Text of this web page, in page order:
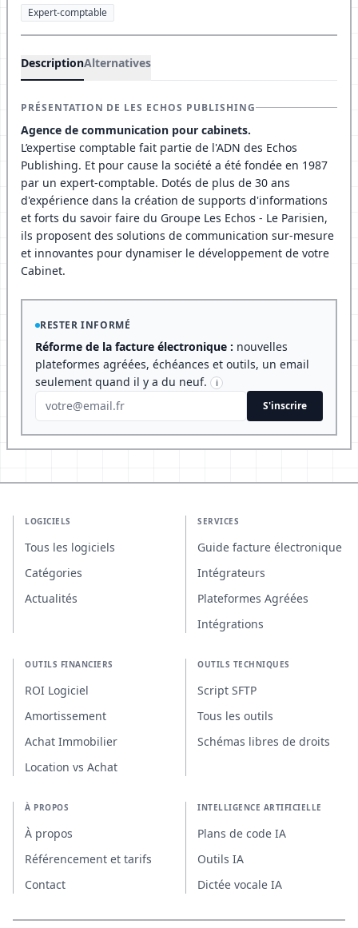
Expert-comptable
DescriptionAlternatives
PRÉSENTATION DE LES ECHOS PUBLISHING
Agence de communication pour cabinets.
L’expertise comptable fait partie de l'ADN des Echos
Publishing. Et pour cause la société a été fondée en 1987
par un expert-comptable. Dotés de plus de 30 ans
d'expérience dans la création de supports d'informations
et forts du savoir faire du Groupe Les Echos - Le Parisien,
ils proposent des solutions de communication sur-mesure
et innovantes pour dynamiser le développement de votre
Cabinet.
RESTER INFORMÉ
Réforme de la facture électronique : nouvelles
plateformes agréées, échéances et outils, un email
seulement quand il y a du neuf.
i
S'inscrire
LOGICIELS
Tous les logiciels
Catégories
Actualités
SERVICES
Guide facture électronique
Intégrateurs
Plateformes Agréées
Intégrations
OUTILS FINANCIERS
ROI Logiciel
Amortissement
Achat Immobilier
Location vs Achat
OUTILS TECHNIQUES
Script SFTP
Tous les outils
Schémas libres de droits
À PROPOS
À propos
Référencement et tarifs
Contact
INTELLIGENCE ARTIFICIELLE
Plans de code IA
Outils IA
Dictée vocale IA